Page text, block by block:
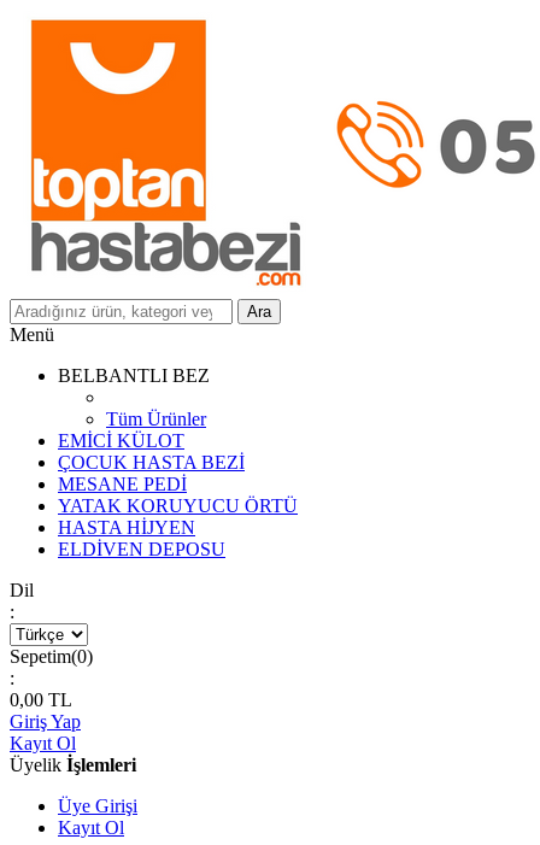
Ara
Menü
BELBANTLI BEZ
Tüm Ürünler
EMİCİ KÜLOT
ÇOCUK HASTA BEZİ
MESANE PEDİ
YATAK KORUYUCU ÖRTÜ
HASTA HİJYEN
ELDİVEN DEPOSU
Dil
:
Sepetim(0)
:
0,00 TL
Giriş Yap
Kayıt Ol
Üyelik İşlemleri
Üye Girişi
Kayıt Ol